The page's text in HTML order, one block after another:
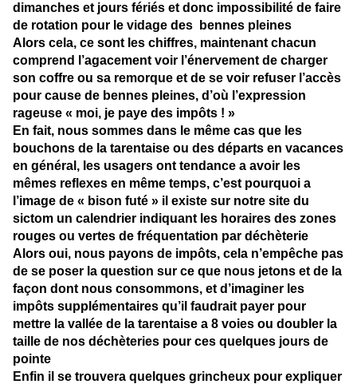
dimanches et jours fériés et donc impossibilité de faire
de rotation pour le vidage des bennes pleines
Alors cela, ce sont les chiffres, maintenant chacun
comprend l’agacement voir l’énervement de charger
son coffre ou sa remorque et de se voir refuser l’accès
pour cause de bennes pleines, d’où l’expression
rageuse « moi, je paye des impôts ! »
En fait, nous sommes dans le même cas que les
bouchons de la tarentaise ou des départs en vacances
en général, les usagers ont tendance a avoir les
mêmes reflexes en même temps, c’est pourquoi a
l’image de « bison futé » il existe sur notre site du
sictom un calendrier indiquant les horaires des zones
rouges ou vertes de fréquentation par déchèterie
Alors oui, nous payons de impôts, cela n’empêche pas
de se poser la question sur ce que nous jetons et de la
façon dont nous consommons, et d’imaginer les
impôts supplémentaires qu’il faudrait payer pour
mettre la vallée de la tarentaise a 8 voies ou doubler la
taille de nos déchèteries pour ces quelques jours de
pointe
Enfin il se trouvera quelques grincheux pour expliquer